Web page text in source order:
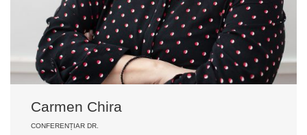
Carmen Chira
CONFERENȚIAR DR.